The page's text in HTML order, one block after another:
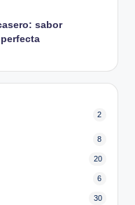
sabor
2
8
20
6
30